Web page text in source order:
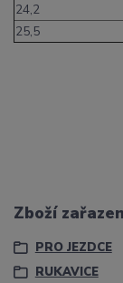
24,2
25,5
Zboží
PRO JEZDCE
RUKAVICE